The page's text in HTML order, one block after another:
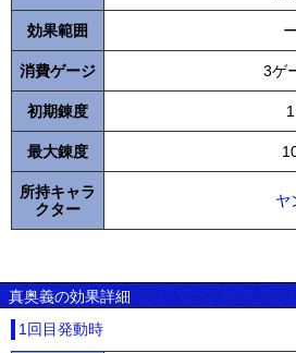
効果範囲 ー
消費ゲージ 3ゲ
初期錬度 1
最大錬度
所持キャラ
クター
ヤ
真奥義の効果詳細
1回目発動時